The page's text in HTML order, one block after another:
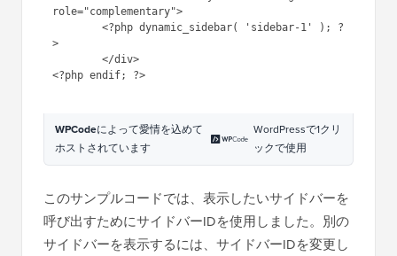
role="complementary">
>
<?php endif; ?>
WPCodeによって愛情を込めて
ホストされています
WordPressで1クリ
ックで使用
このサンプルコードでは、表示したいサイドバーを
呼び出すためにサイドバーIDを使用しました。別の
サイドバーを表示するには、サイドバーIDを変更し